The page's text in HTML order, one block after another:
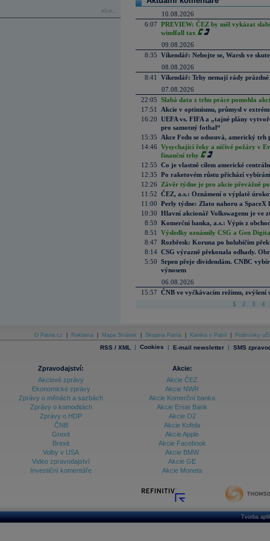
více...
10.08.2026
6:07 PREVIEW: ČEZ by měl vykázat
windfall tax
09.08.2026
8:35 Víkendář: Nebojte se, Warsh ve
08.08.2026
8:41
Víkendář: Trhy nemají rády prázdné
07.08.2026
22:05 Slabá data z trhu práce pomohla
17:51
Akcie v optimismu, průmysl v
16:20 UEFA vs. FIFA a „tajné plány
pro samotný fotbal“
15:35
Akce Fedu se odsouvá, americký
14:46 Vysychající řeky a ničivé požáry v
finanční trhy
12:55 Co je vlastně cílem americké
12:35 Po raketovém růstu přichází
12:26
Závěr týdne je pro akcie převážně
11:52 ČEZ, a.s.: Oznámení o výplatě
11:00 Perly týdne: Zlato nahoru a SpaceX
10:30 Hlavní akcionář Volkswagenu je ve
8:59 Komerční banka, a.s.: Výpis z
8:51
Výsledky oznámily CSG a Gen
8:47 Rozbřesk: Koruna po holubičím
8:14 CSG výrazně překonala odhady.
5:50 Srpen přeje dividendám. CNBC
výnosem
06.08.2026
15:57 ČNB ve vyčkávacím režimu, zvýšení
1 2 3 4
O Patria.cz Reklama Mapa Stránek Skupina Patria Kariéra v Patrii Podmínky
RSS / XML | Cookies | E-mail newsletter | SMS
Zpravodajství:
Akciové zprávy
Ekonomické zprávy
Zprávy o měnách a sazbách
Zprávy o komoditách
Zprávy o HDP
ČNB
Grexit
Brexit
Volby v USA
Video zpravodajství
Investiční komentáře
Akcie:
Akcie ČEZ
Akcie NWR
Akcie Komerční banka
Akcie Erste Bank
Akcie O2
Akcie Kofola
Akcie Apple
Akcie Facebook
Akcie BMW
Akcie GE
Akcie Moneta
Tvorba